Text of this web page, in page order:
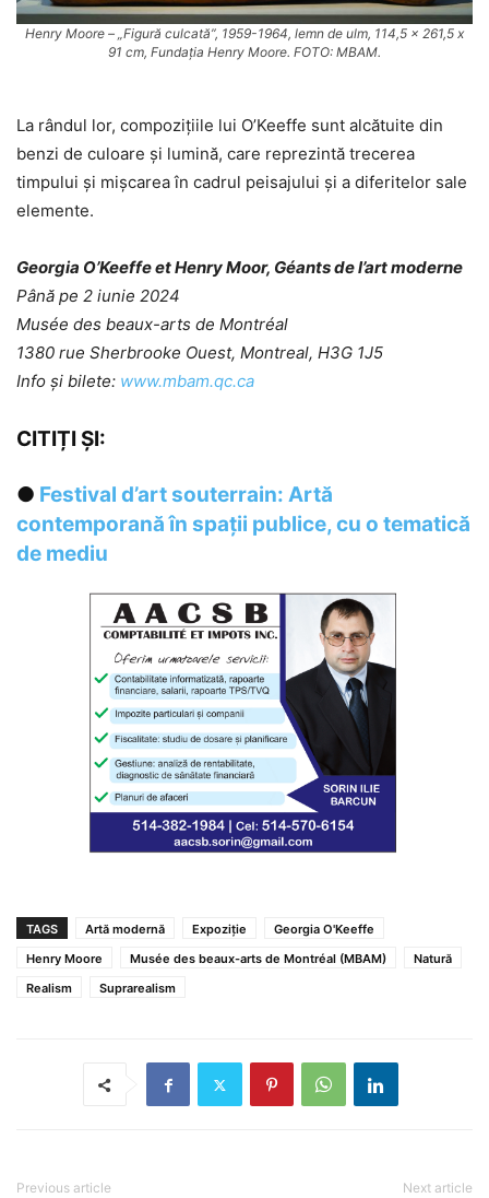
Henry Moore – „Figură culcată”, 1959-1964, lemn de ulm, 114,5 x 261,5 x
91 cm, Fundația Henry Moore. FOTO: MBAM.
La rândul lor, compozițiile lui O’Keeffe sunt alcătuite din
benzi de culoare și lumină, care reprezintă trecerea
timpului și mișcarea în cadrul peisajului și a diferitelor sale
elemente.
Georgia O’Keeffe et Henry Moor, Géants de l’art moderne
Până pe 2 iunie 2024
Musée des beaux-arts de Montréal
1380 rue Sherbrooke Ouest, Montreal, H3G 1J5
Info și bilete: www.mbam.qc.ca
CITIȚI ȘI:
● Festival d’art souterrain: Artă
contemporană în spații publice, cu o tematică
de mediu
TAGS Artă modernă Expoziție
Georgia O'Keeffe
Henry Moore
Musée des beaux-arts de Montréal (MBAM)
Natură
Realism
Suprarealism
Previous article Next article